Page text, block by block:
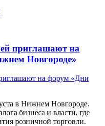
приглашают на
Новгороде»
в Нижнем Новгороде.
бизнеса и власти, где
розничной торговли.